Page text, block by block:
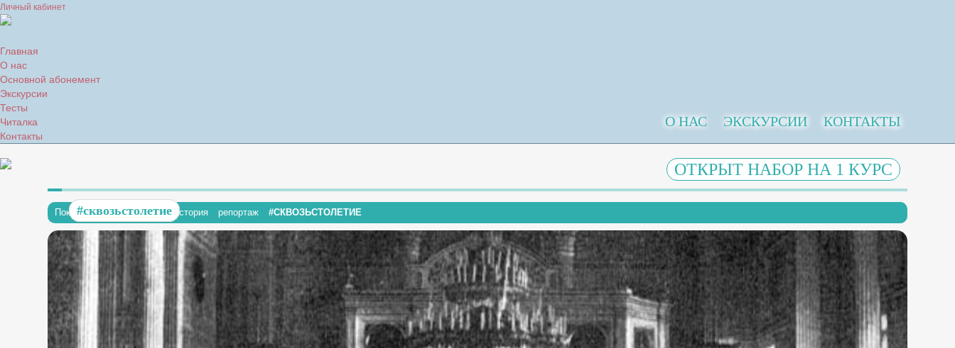
Личный кабинет
Главная
О нас
Основной абонемент
Экскурсии
Тесты
Читалка
Контакты
ОТКРЫТ НАБОР НА 1 КУРС
О НАС ЭКСКУРСИИ КОНТАКТЫ
Показывать: все статьи история репортаж #СКВОЗЬСТОЛЕТИЕ
#сквозьстолетие
#сквозьстолетие
#сквозьстолетие
#сквозьстолетие
#сквозьстолетие